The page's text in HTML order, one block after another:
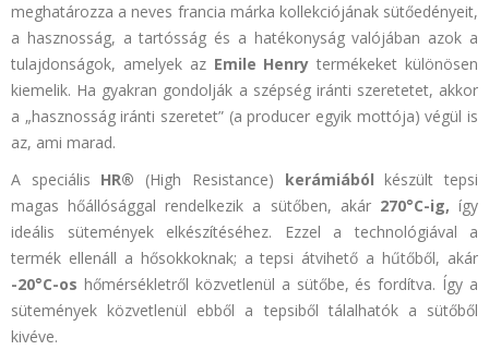
meghatározza a neves francia márka kollekciójának sütőedényeit,
a hasznosság, a tartósság és a hatékonyság valójában azok a
tulajdonságok, amelyek az Emile Henry termékeket különösen
kiemelik. Ha gyakran gondolják a szépség iránti szeretetet, akkor
a „hasznosság iránti szeretet” (a producer egyik mottója) végül is
az, ami marad.
A speciális HR® (High Resistance) kerámiából készült tepsi
magas hőállósággal rendelkezik a sütőben, akár 270°C-ig, így
ideális sütemények elkészítéséhez. Ezzel a technológiával a
termék ellenáll a hősokkoknak; a tepsi átvihető a hűtőből, akár
-20°C-os hőmérsékletről közvetlenül a sütőbe, és fordítva. Így a
sütemények közvetlenül ebből a tepsiből tálalhatók a sütőből
kivéve.